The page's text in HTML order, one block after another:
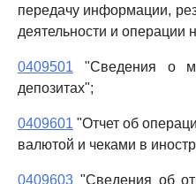
передачу информации,
деятельности и операции
0409501 "Сведения о
депозитах";
0409601 "Отчет об
валютой и чеками в
0409603 "Сведения об